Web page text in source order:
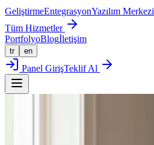
GeliştirmeEntegrasyonYazılım Merkezi
Tüm Hizmetler
PortfolyoBlogİletişim
tr en
Panel GirişTeklif Al